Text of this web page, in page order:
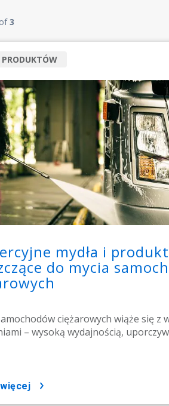
of3
mydła i
do mycia
ciężarowych wiąże się z
– wysoką wydajnością,
więcej